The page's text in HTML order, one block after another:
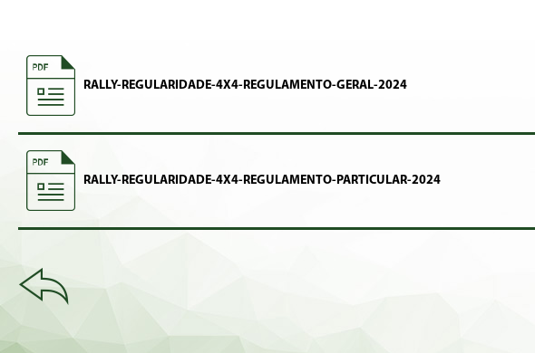
RALLY-REGULARIDADE-4X4-REGULAMENTO-GERAL-2024
RALLY-REGULARIDADE-4X4-REGULAMENTO-PARTICULAR-2024